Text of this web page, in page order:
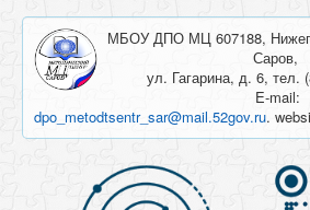
МБОУ ДПО МЦ 607188,
Саров,
ул. Гагарина, д. 6, тел.
E-mail:
dpo_metodtsentr_sar@mail.52gov.ru.